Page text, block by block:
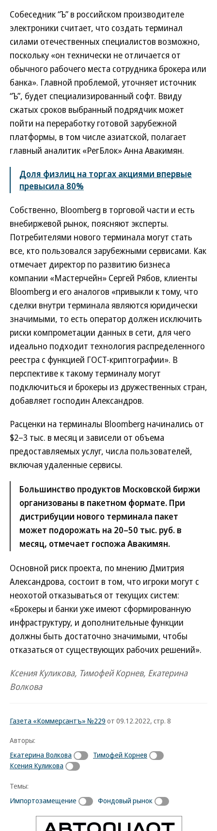
Собеседник “Ъ” в российском производителе
электроники считает, что создать терминал
силами отечественных специалистов возможно,
поскольку «он технически не отличается от
обычного рабочего места сотрудника брокера или
банка». Главной проблемой, уточняет источник
“Ъ”, будет специализированный софт. Ввиду
сжатых сроков выбранный подрядчик может
пойти на переработку готовой зарубежной
платформы, в том числе азиатской, полагает
главный аналитик «РегБлок» Анна Авакимян.
Доля физлиц на торгах акциями впервые
превысила 80%
Собственно, Bloomberg в торговой части и есть
внебиржевой рынок, поясняют эксперты.
Потребителями нового терминала могут стать
все, кто пользовался зарубежными сервисами. Как
отмечает директор по развитию бизнеса
компании «Мастерчейн» Сергей Рябов, клиенты
Bloomberg и его аналогов «привыкли к тому, что
сделки внутри терминала являются юридически
значимыми, то есть оператор должен исключить
риски компрометации данных в сети, для чего
идеально подходит технология распределенного
реестра с функцией ГОСТ-криптографии». В
перспективе к такому терминалу могут
подключиться и брокеры из дружественных стран,
добавляет господин Александров.
Расценки на терминалы Bloomberg начинались от
$2–3 тыс. в месяц и зависели от объема
предоставляемых услуг, числа пользователей,
включая удаленные сервисы.
Большинство продуктов Московской биржи
организованы в пакетном формате. При
дистрибуции нового терминала пакет
может подорожать на 20–50 тыс. руб. в
месяц, отмечает госпожа Авакимян.
Основной риск проекта, по мнению Дмитрия
Александрова, состоит в том, что игроки могут с
неохотой отказываться от текущих систем:
«Брокеры и банки уже имеют сформированную
инфраструктуру, и дополнительные функции
должны быть достаточно значимыми, чтобы
отказаться от существующих рабочих решений».
Ксения Куликова, Тимофей Корнев, Екатерина
Волкова
Газета «Коммерсантъ» №229 от 09.12.2022, стр. 8
Авторы:
Екатерина Волкова
Тимофей Корнев
Ксения Куликова
Темы:
Импортозамещение
Фондовый рынок